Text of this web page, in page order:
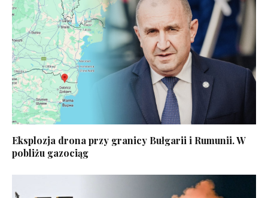
Eksplozja drona przy granicy Bułgarii i Rumunii. W
pobliżu gazociąg